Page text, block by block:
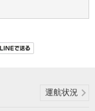
運航状況